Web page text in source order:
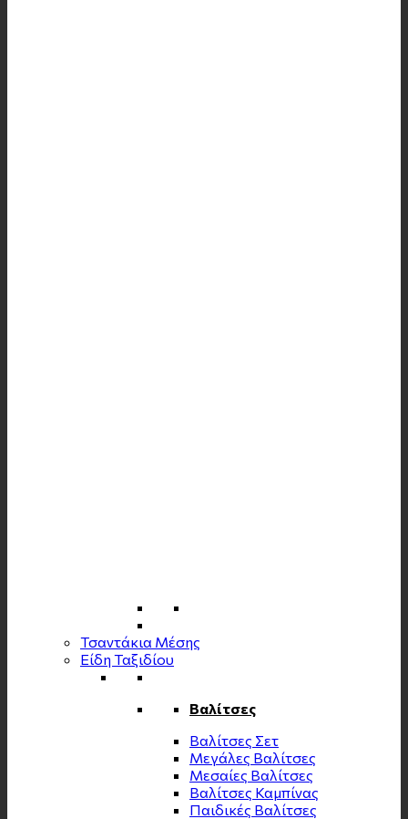
Τσαντάκια Μέσης
Είδη Ταξιδίου
Βαλίτσες
Βαλίτσες Σετ
Μεγάλες Βαλίτσες
Μεσαίες Βαλίτσες
Βαλίτσες Καμπίνας
Παιδικές Βαλίτσες